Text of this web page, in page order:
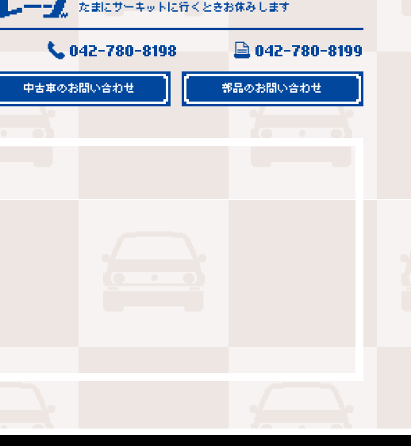
たまにサーキットに行くときお休みします
042-780-8198 042-780-8199
中古車のお問い合わせ 部品のお問い合わせ